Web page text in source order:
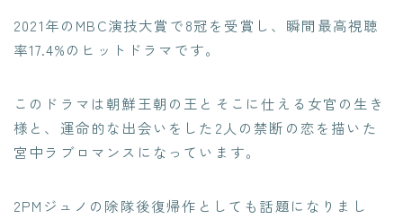
2021年のMBC演技大賞で8冠を受賞し、瞬間最高視聴
率17.4%のヒットドラマです。
このドラマは朝鮮王朝の王とそこに仕える女官の生き
様と、運命的な出会いをした2人の禁断の恋を描いた
宮中ラブロマンスになっています。
2PMジュノの除隊後復帰作としても話題になりまし